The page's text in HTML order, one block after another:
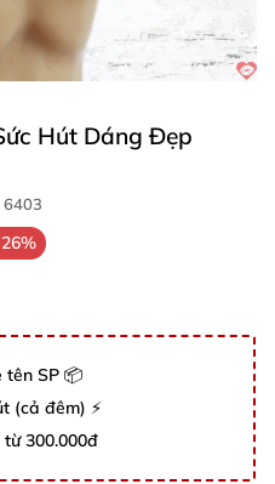
Hút Dáng Đẹp
6403
tên SP 📦
(cả đêm) ⚡
300.000đ